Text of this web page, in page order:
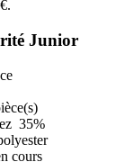
Junior
35%
cours